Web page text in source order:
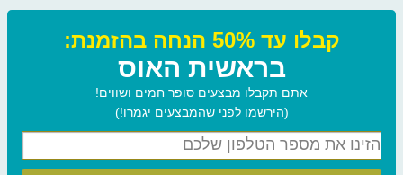
קבלו עד 50% הנחה בהזמנת:
בראשית האוס
אתם תקבלו מבצעים סופר חמים ושווים!
(הירשמו לפני שהמבצעים יגמרו!)